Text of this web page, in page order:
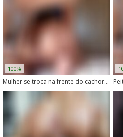
100%
Mulher se troca na frente do cachorro e ele come sua buceta